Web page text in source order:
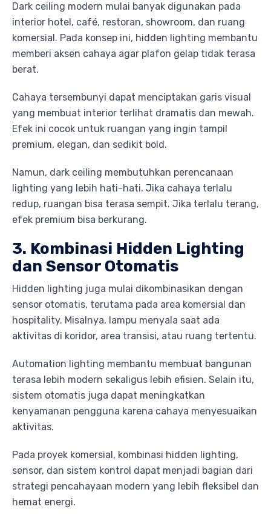
Dark ceiling modern mulai banyak digunakan pada
interior hotel, café, restoran, showroom, dan ruang
komersial. Pada konsep ini, hidden lighting membantu
memberi aksen cahaya agar plafon gelap tidak terasa
berat.
Cahaya tersembunyi dapat menciptakan garis visual
yang membuat interior terlihat dramatis dan mewah.
Efek ini cocok untuk ruangan yang ingin tampil
premium, elegan, dan sedikit bold.
Namun, dark ceiling membutuhkan perencanaan
lighting yang lebih hati-hati. Jika cahaya terlalu
redup, ruangan bisa terasa sempit. Jika terlalu terang,
efek premium bisa berkurang.
3. Kombinasi Hidden Lighting
dan Sensor Otomatis
Hidden lighting juga mulai dikombinasikan dengan
sensor otomatis, terutama pada area komersial dan
hospitality. Misalnya, lampu menyala saat ada
aktivitas di koridor, area transisi, atau ruang tertentu.
Automation lighting membantu membuat bangunan
terasa lebih modern sekaligus lebih efisien. Selain itu,
sistem otomatis juga dapat meningkatkan
kenyamanan pengguna karena cahaya menyesuaikan
aktivitas.
Pada proyek komersial, kombinasi hidden lighting,
sensor, dan sistem kontrol dapat menjadi bagian dari
strategi pencahayaan modern yang lebih fleksibel dan
hemat energi.